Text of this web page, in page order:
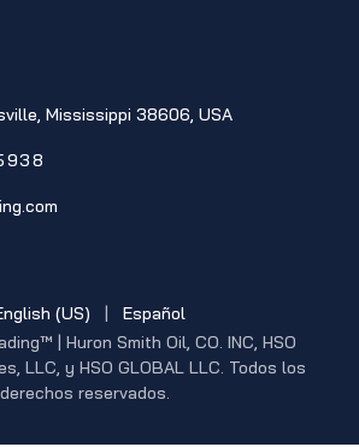
Mississippi 38606, USA
| Huron Smith Oil, CO. INC, HSO
LLC, y HSO GLOBAL LLC. Todos los
derechos reservados.
(US) Español